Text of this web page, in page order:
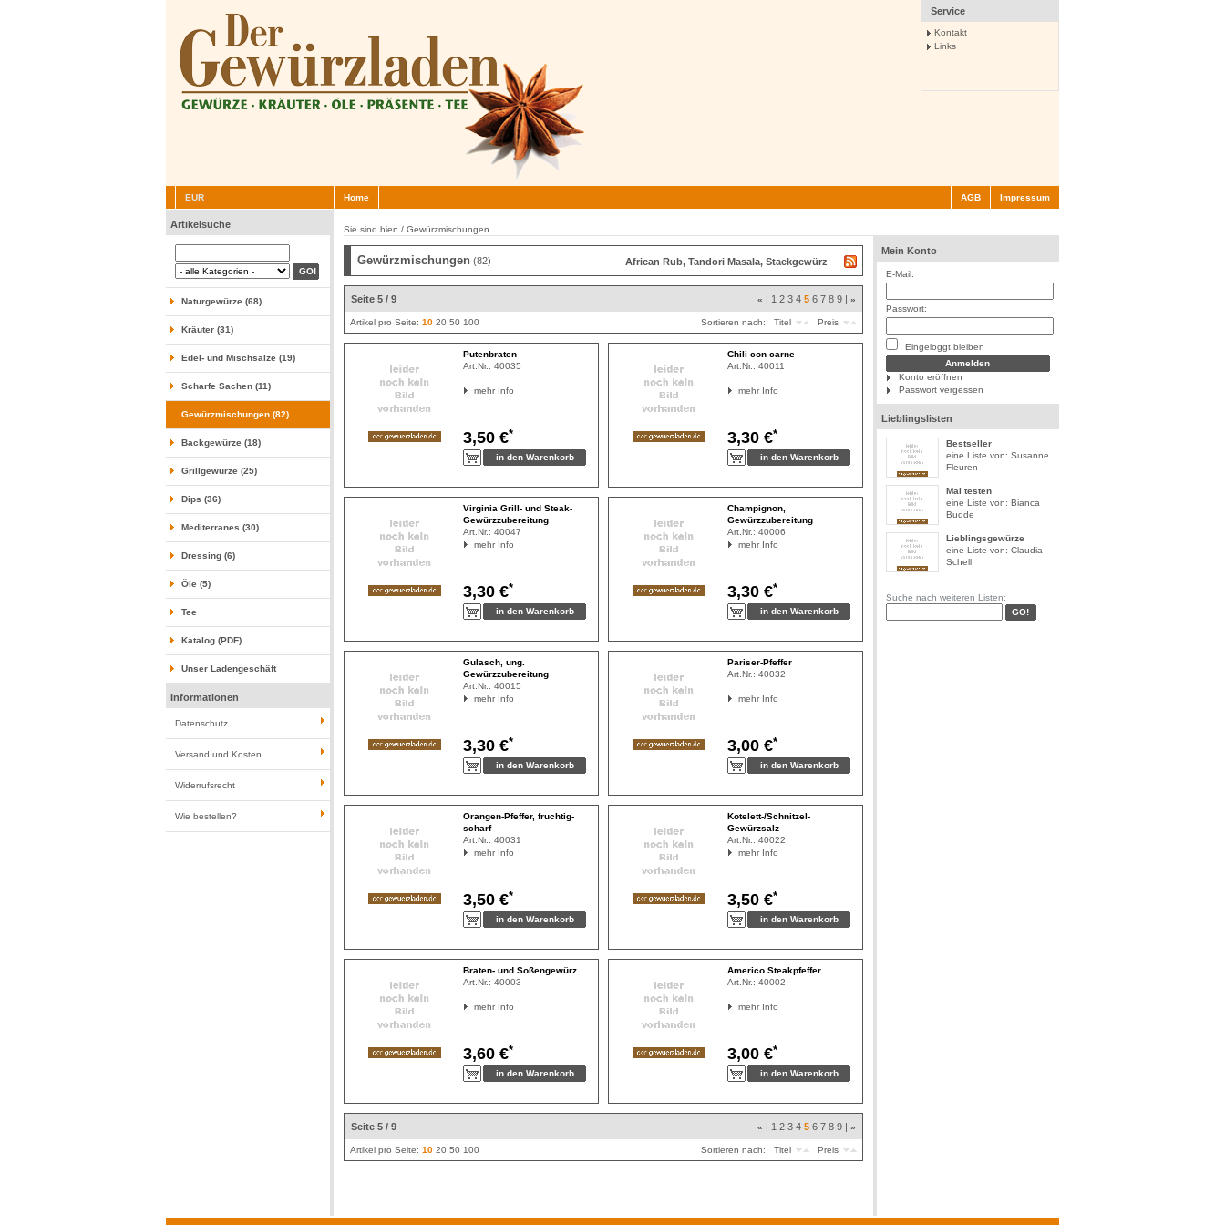
Service
Kontakt
Links
EUR Home AGB Impressum
Artikelsuche
Naturgewürze (68)
Kräuter (31)
Edel- und Mischsalze (19)
Scharfe Sachen (11)
Gewürzmischungen (82)
Backgewürze (18)
Grillgewürze (25)
Dips (36)
Mediterranes (30)
Dressing (6)
Öle (5)
Tee
Katalog (PDF)
Unser Ladengeschäft
Informationen
Datenschutz
Versand und Kosten
Widerrufsrecht
Wie bestellen?
Sie sind hier: / Gewürzmischungen
Mein Konto
E-Mail:
Passwort:
Eingeloggt bleiben
Konto eröffnen
Passwort vergessen
Lieblingslisten
Bestseller
eine Liste von: Susanne
Fleuren
Mal testen
eine Liste von: Bianca
Budde
Lieblingsgewürze
eine Liste von: Claudia
Schell
Suche nach weiteren Listen:
Gewürzmischungen (82) African Rub, Tandori Masala, Staekgewürz
Seite 5 / 9 « | 1 2 3 4 5 6 7 8 9 |»
Artikel pro Seite: 10 20 50 100 Sortieren nach: Titel Preis
Putenbraten
Art.Nr.: 40035
mehr Info
3,50 €*
Chili con carne
Art.Nr.: 40011
mehr Info
3,30 €*
Virginia Grill- und Steak-
Gewürzzubereitung
Art.Nr.: 40047
mehr Info
3,30 €*
Champignon,
Gewürzzubereitung
Art.Nr.: 40006
mehr Info
3,30 €*
Gulasch, ung.
Gewürzzubereitung
Art.Nr.: 40015
mehr Info
3,30 €*
Pariser-Pfeffer
Art.Nr.: 40032
mehr Info
3,00 €*
Orangen-Pfeffer, fruchtig-
scharf
Art.Nr.: 40031
mehr Info
3,50 €*
Kotelett-/Schnitzel-
Gewürzsalz
Art.Nr.: 40022
mehr Info
3,50 €*
Braten- und Soßengewürz
Art.Nr.: 40003
mehr Info
3,60 €*
Americo Steakpfeffer
Art.Nr.: 40002
mehr Info
3,00 €*
Seite 5 / 9 « | 1 2 3 4 5 6 7 8 9 |»
Artikel pro Seite: 10 20 50 100 Sortieren nach: Titel Preis